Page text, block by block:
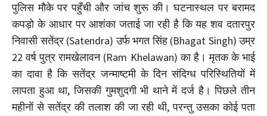
पुलिस मौके पर पहुँची और जांच शुरू की। घटनास्थल पर बरामद
कपड़ो के आधार पर आशंका जताई जा रही है कि यह शव दतारपुर
निवासी सतेंद्र (Satendra) उर्फ भगत सिंह (Bhagat Singh) उम्र
22 वर्ष पुत्र रामखेलावन (Ram Khelawan) का है। मृतक के भाई
का दावा है कि सतेंद्र जन्माष्टमी के दिन संदिग्ध परिस्थितियों में
लापता हुआ था, जिसकी गुमशुदगी भी थाने में दर्ज है। पिछले तीन
महीनों से सतेंद्र की तलाश की जा रही थी, परन्तु उसका कोई पता